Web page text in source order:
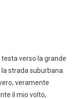
verso la grande
strada suburbana.
veramente
il mio volto,